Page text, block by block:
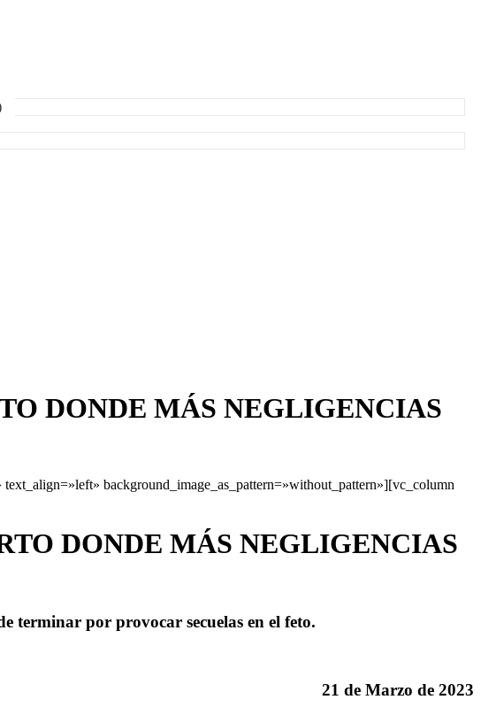
DONDE MÁS NEGLIGENCIAS
background_image_as_pattern=»without_pattern»][vc_column
DONDE MÁS NEGLIGENCIAS
terminar por provocar secuelas en el feto.
21 de Marzo de 2023